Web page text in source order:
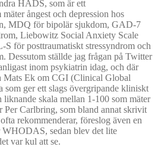
HADS, som är ett
ångest och depression hos
MDQ för bipolär sjukdom, GAD-7
Liebowitz Social Anxiety Scale
för posttraumatiskt stressyndrom och
Dessutom ställde jag frågan på Twitter
inom psykiatrin idag, och där
Mats Ek om CGI (Clinical Global
som ger ett slags övergripande kliniskt
skala mellan 1-100 som mäter
Per Carlbring, som bland annat skrivit
rekommenderar, föreslog även en
WHODAS, sedan blev det lite
var kul att se.